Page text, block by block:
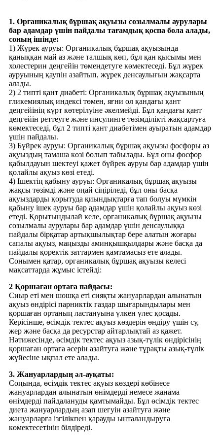
1. Органикалық бұршақ ақуызы созылмалы аурулары
бар адамдар үшін пайдалы тағамдық қоспа бола алады,
соның ішінде:
1) Жүрек ауруы: Органикалық бұршақ ақуызында
қаныққан май аз және талшық көп, бұл қан қысымы мен
холестерин деңгейін төмендетуге көмектеседі. Бұл жүрек
ауруының қаупін азайтып, жүрек денсаулығын жақсарта
алады.
2) 2 типті қант диабеті: Органикалық бұршақ ақуызының
гликемиялық индексі төмен, яғни ол қандағы қант
деңгейінің күрт көтерілуіне әкелмейді. Бұл қандағы қант
деңгейін реттеуге және инсулинге төзімділікті жақсартуға
көмектеседі, бұл 2 типті қант диабетімен ауыратын адамдар
үшін пайдалы.
3) Бүйрек ауруы: Органикалық бұршақ ақуызы фосфоры аз
ақуыздың тамаша көзі болып табылады. Бұл оны фосфор
қабылдауын шектеуі қажет бүйрек ауруы бар адамдар үшін
қолайлы ақуыз көзі етеді.
4) Ішектің қабыну ауруы: Органикалық бұршақ ақуызы
жақсы төзімді және оңай сіңіріледі, бұл оны басқа
ақуыздарды қорытуда қиындықтарға тап болуы мүмкін
қабыну ішек ауруы бар адамдар үшін қолайлы ақуыз көзі
етеді. Қорытындылай келе, органикалық бұршақ ақуызы
созылмалы аурулары бар адамдар үшін денсаулыққа
пайдалы бірқатар артықшылықтар бере алатын жоғары
сапалы ақуыз, маңызды аминқышқылдары және басқа да
пайдалы қоректік заттармен қамтамасыз ете алады.
Сонымен қатар, органикалық бұршақ ақуызы келесі
мақсаттарда жұмыс істейді:
2 Қоршаған ортаға пайдасы:
Сиыр еті мен шошқа еті сияқты жануарлардан алынатын
ақуыз өндірісі парниктік газдар шығарындылары мен
қоршаған ортаның ластануына үлкен үлес қосады.
Керісінше, өсімдік тектес ақуыз көздерін өндіру үшін су,
жер және басқа да ресурстар айтарлықтай аз қажет.
Нәтижесінде, өсімдік тектес ақуыз азық-түлік өндірісінің
қоршаған ортаға әсерін азайтуға және тұрақты азық-түлік
жүйесіне ықпал ете алады.
3. Жануарлардың әл-ауқаты:
Соңында, өсімдік тектес ақуыз көздері көбінесе
жануарлардан алынатын өнімдерді немесе жанама
өнімдерді пайдалануды қамтымайды. Бұл өсімдік тектес
диета жануарлардың азап шегуін азайтуға және
жануарларға ізгілікпен қарауды ынталандыруға
көмектесетінін білдіреді.